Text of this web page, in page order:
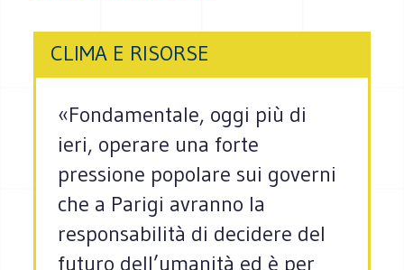
CLIMA E RISORSE
«Fondamentale, oggi più di
ieri, operare una forte
pressione popolare sui governi
che a Parigi avranno la
responsabilità di decidere del
futuro dell’umanità ed è per